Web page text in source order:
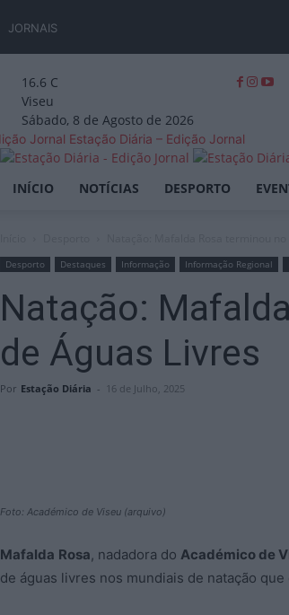
JORNAIS
16.6 C
Viseu
Sábado, 8 de Agosto de 2026
Estação Diária – Edição Jornal
INÍCIO NOTÍCIAS DESPORTO
Desporto Destaques Informação Informação Regional
Natação:
de Águas Livres
Por Estação Diária - 16 de Julho, 2025
Foto: Académico de Viseu (arquivo)
Mafalda Rosa, nadadora do Académico de
de águas livres nos mundiais de natação